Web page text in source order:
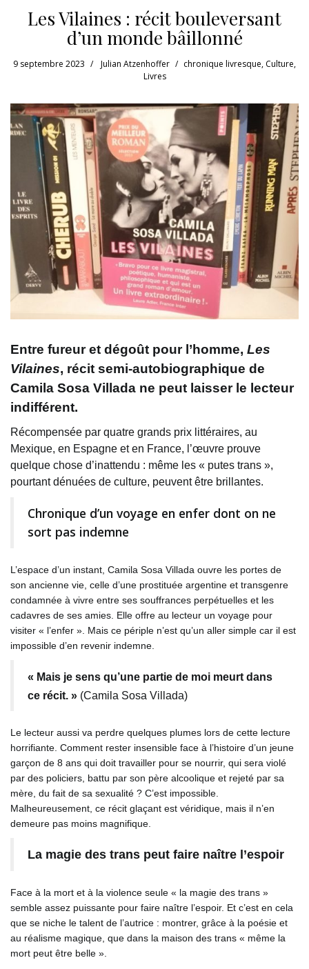
Les Vilaines : récit bouleversant
d’un monde bâillonné
9 septembre 2023 Julian Atzenhoffer chronique livresque, Culture,
Livres
Entre fureur et dégoût pour l’homme, Les
Vilaines, récit semi-autobiographique de
Camila Sosa Villada ne peut laisser le lecteur
indifférent.
Récompensée par quatre grands prix littéraires, au
Mexique, en Espagne et en France, l’œuvre prouve
quelque chose d’inattendu : même les « putes trans »,
pourtant dénuées de culture, peuvent être brillantes.
Chronique d’un voyage en enfer dont on ne
sort pas indemne
L’espace d’un instant, Camila Sosa Villada ouvre les portes de
son ancienne vie, celle d’une prostituée argentine et transgenre
condamnée à vivre entre ses souffrances perpétuelles et les
cadavres de ses amies. Elle offre au lecteur un voyage pour
visiter « l’enfer ». Mais ce périple n’est qu’un aller simple car il est
impossible d’en revenir indemne.
« Mais je sens qu’une partie de moi meurt dans
ce récit. » (Camila Sosa Villada)
Le lecteur aussi va perdre quelques plumes lors de cette lecture
horrifiante. Comment rester insensible face à l’histoire d’un jeune
garçon de 8 ans qui doit travailler pour se nourrir, qui sera violé
par des policiers, battu par son père alcoolique et rejeté par sa
mère, du fait de sa sexualité ? C’est impossible.
Malheureusement, ce récit glaçant est véridique, mais il n’en
demeure pas moins magnifique.
La magie des trans peut faire naître l’espoir
Face à la mort et à la violence seule « la magie des trans »
semble assez puissante pour faire naître l’espoir. Et c’est en cela
que se niche le talent de l’autrice : montrer, grâce à la poésie et
au réalisme magique, que dans la maison des trans « même la
mort peut être belle ».